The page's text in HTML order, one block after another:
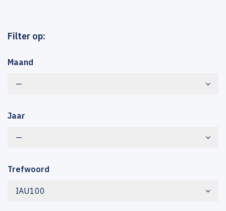
Filter op:
Maand
—
Jaar
—
Trefwoord
IAU100